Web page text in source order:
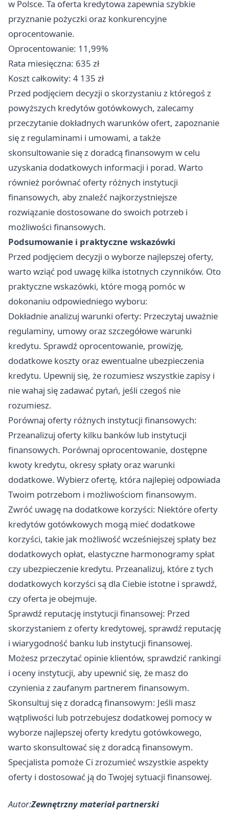
w Polsce. Ta oferta kredytowa zapewnia szybkie
przyznanie pożyczki oraz konkurencyjne
oprocentowanie.
Oprocentowanie: 11,99%
Rata miesięczna: 635 zł
Koszt całkowity: 4 135 zł
Przed podjęciem decyzji o skorzystaniu z któregoś z
powyższych kredytów gotówkowych, zalecamy
przeczytanie dokładnych warunków ofert, zapoznanie
się z regulaminami i umowami, a także
skonsultowanie się z doradcą finansowym w celu
uzyskania dodatkowych informacji i porad. Warto
również porównać oferty różnych instytucji
finansowych, aby znaleźć najkorzystniejsze
rozwiązanie dostosowane do swoich potrzeb i
możliwości finansowych.
Podsumowanie i praktyczne wskazówki
Przed podjęciem decyzji o wyborze najlepszej oferty,
warto wziąć pod uwagę kilka istotnych czynników. Oto
praktyczne wskazówki, które mogą pomóc w
dokonaniu odpowiedniego wyboru:
Dokładnie analizuj warunki oferty: Przeczytaj uważnie
regulaminy, umowy oraz szczegółowe warunki
kredytu. Sprawdź oprocentowanie, prowizję,
dodatkowe koszty oraz ewentualne ubezpieczenia
kredytu. Upewnij się, że rozumiesz wszystkie zapisy i
nie wahaj się zadawać pytań, jeśli czegoś nie
rozumiesz.
Porównaj oferty różnych instytucji finansowych:
Przeanalizuj oferty kilku banków lub instytucji
finansowych. Porównaj oprocentowanie, dostępne
kwoty kredytu, okresy spłaty oraz warunki
dodatkowe. Wybierz ofertę, która najlepiej odpowiada
Twoim potrzebom i możliwościom finansowym.
Zwróć uwagę na dodatkowe korzyści: Niektóre oferty
kredytów gotówkowych mogą mieć dodatkowe
korzyści, takie jak możliwość wcześniejszej spłaty bez
dodatkowych opłat, elastyczne harmonogramy spłat
czy ubezpieczenie kredytu. Przeanalizuj, które z tych
dodatkowych korzyści są dla Ciebie istotne i sprawdź,
czy oferta je obejmuje.
Sprawdź reputację instytucji finansowej: Przed
skorzystaniem z oferty kredytowej, sprawdź reputację
i wiarygodność banku lub instytucji finansowej.
Możesz przeczytać opinie klientów, sprawdzić rankingi
i oceny instytucji, aby upewnić się, że masz do
czynienia z zaufanym partnerem finansowym.
Skonsultuj się z doradcą finansowym: Jeśli masz
wątpliwości lub potrzebujesz dodatkowej pomocy w
wyborze najlepszej oferty kredytu gotówkowego,
warto skonsultować się z doradcą finansowym.
Specjalista pomoże Ci zrozumieć wszystkie aspekty
oferty i dostosować ją do Twojej sytuacji finansowej.
Autor:Zewnętrzny materiał partnerski